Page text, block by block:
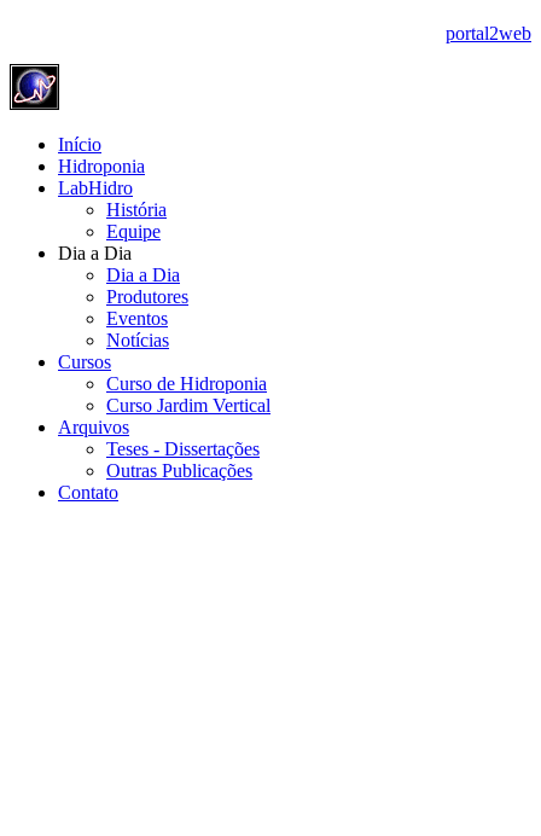
portal2web
Início
Hidroponia
LabHidro
História
Equipe
Dia a Dia
Dia a Dia
Produtores
Eventos
Notícias
Cursos
Curso de Hidroponia
Curso Jardim Vertical
Arquivos
Teses - Dissertações
Outras Publicações
Contato